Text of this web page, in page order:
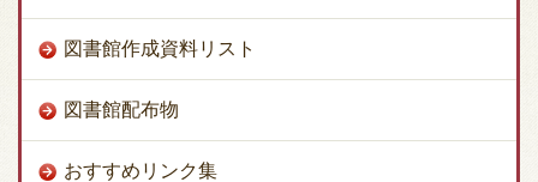
図書館作成資料リスト
図書館配布物
おすすめリンク集